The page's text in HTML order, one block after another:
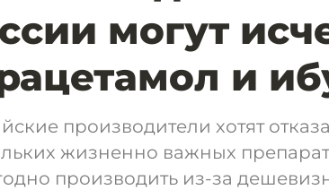
могут
и
производители хотят
жизненно важных
производить из-за